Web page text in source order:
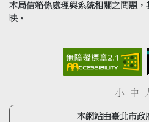
本局信箱係處理與系統相關之問題
映。
小 中
本網站由臺北市政